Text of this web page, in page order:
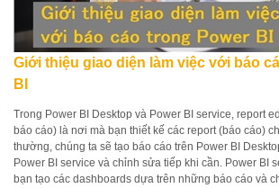
Giới thiệu giao diện làm việc với báo
BI
Trong Power BI Desktop và Power BI service, report
báo cáo) là nơi mà bạn thiết kế các report (báo cáo)
thường, chúng ta sẽ tạo báo cáo trên Power BI
Power BI service và chỉnh sửa tiếp khi cần. Power BI
bạn tạo các dashboards dựa trên những báo cáo và